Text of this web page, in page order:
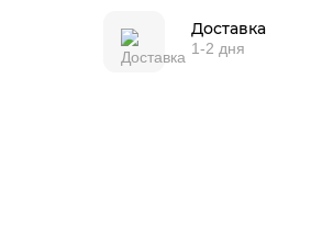
Доставка
1-2 дня